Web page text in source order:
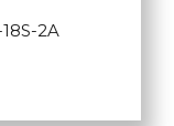
2A